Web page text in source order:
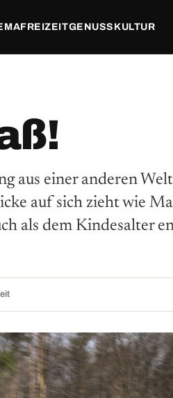
FREIZEITGENUSS KULTUR
aus einer anderen
auf sich zieht wie
als dem ­Kindesalter